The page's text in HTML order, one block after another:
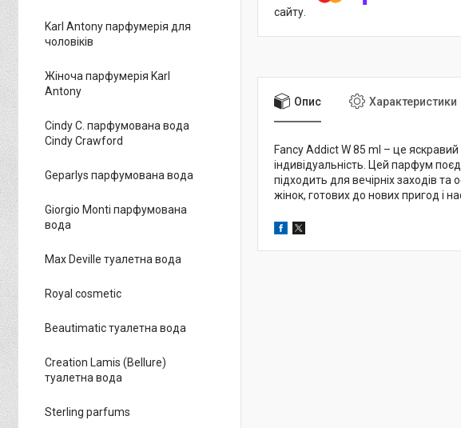
сайту.
Опис Характеристики
Fancy Addict W 85 ml – це
індивідуальність. Цей парфум
підходить для вечірніх заходів
жінок, готових до нових пригод і
Karl Antony парфумерія для
чоловіків
Жіноча парфумерія Karl
Antony
Cindy C. парфумована вода
Cindy Crawford
Geparlys парфумована вода
Giorgio Monti парфумована
вода
Max Deville туалетна вода
Royal cosmetic
Beautimatic туалетна вода
Creation Lamis (Bellure)
туалетна вода
Sterling parfums